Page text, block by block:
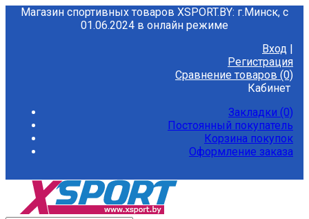
Магазин спортивных товаров XSPORT.BY: г.Минск, с
01.06.2024 в онлайн режиме
Вход |
Регистрация
Сравнение товаров (0)
Кабинет
Закладки (0)
Постоянный покупатель
Корзина покупок
Оформление заказа